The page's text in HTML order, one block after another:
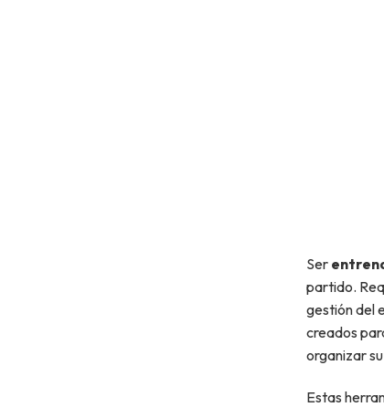
Ser
partido.
gestión del
creados
organizar
Estas